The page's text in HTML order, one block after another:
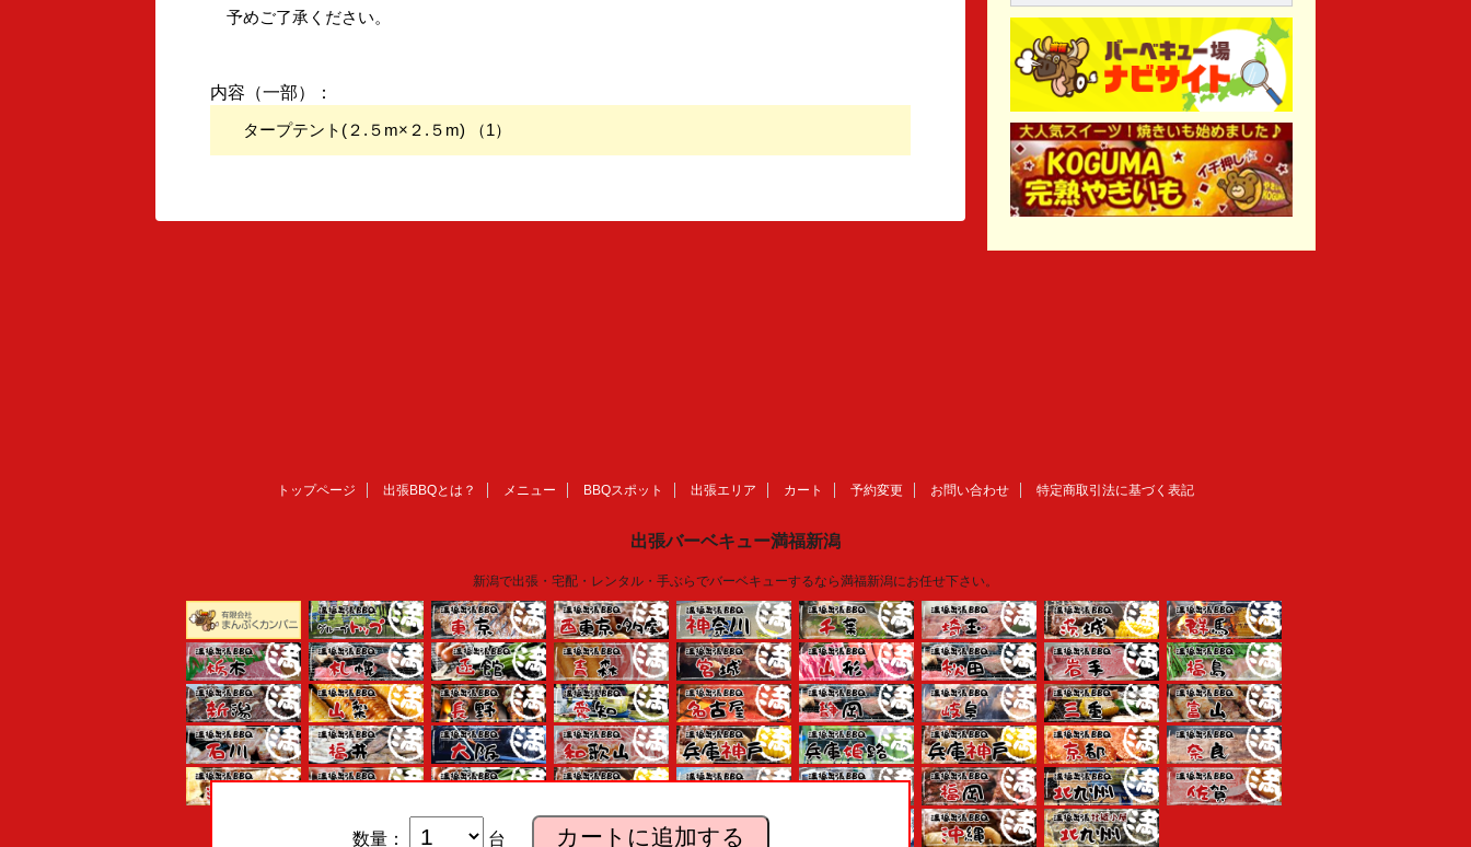
予めご了承ください。
内容（一部）：
タープテント(２.５m×２.５m) （1）
数量： 台 カートに追加する
トップページ 出張BBQとは？ メニュー BBQスポット 出張エリア カート 予約変更 お問い合わせ 特定商取引法に基づく表記
出張バーベキュー満福新潟
新潟で出張・宅配・レンタル・手ぶらでバーベキューするなら満福新潟にお任せ下さい。